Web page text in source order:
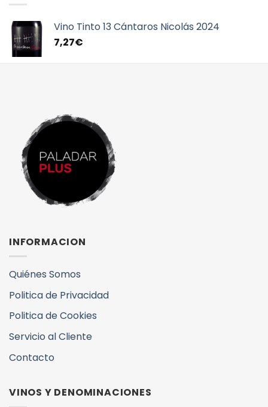
Vino Tinto 13 Cántaros Nicolás 2024
7,27€
INFORMACION
Quiénes Somos
Politica de Privacidad
Politica de Cookies
Servicio al Cliente
Contacto
VINOS Y DENOMINACIONES